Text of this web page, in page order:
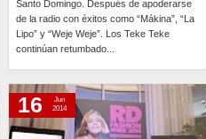
Santo Domingo. Después de apoderarse
de la radio con éxitos como “Mákina”, “La
Lipo” y “Weje Weje”. Los Teke Teke
continúan retumbado...
16
Jun
2014